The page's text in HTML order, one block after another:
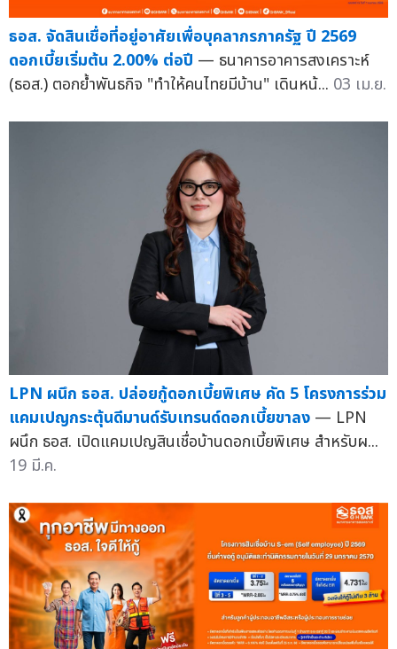
ธอส. จัดสินเชื่อที่อยู่อาศัยเพื่อบุคลากรภาครัฐ ปี 2569
ดอกเบี้ยเริ่มต้น 2.00% ต่อปี — ธนาคารอาคารสงเคราะห์
(ธอส.) ตอกย้ำพันธกิจ "ทำให้คนไทยมีบ้าน" เดินหน้... 03 เม.ย.
LPN ผนึก ธอส. ปล่อยกู้ดอกเบี้ยพิเศษ คัด 5 โครงการร่วม
แคมเปญกระตุ้นดีมานด์รับเทรนด์ดอกเบี้ยขาลง — LPN
ผนึก ธอส. เปิดแคมเปญสินเชื่อบ้านดอกเบี้ยพิเศษ สำหรับผ...
19 มี.ค.